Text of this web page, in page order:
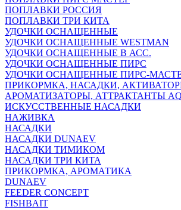
ПОПЛАВКИ РОССИЯ
ПОПЛАВКИ ТРИ КИТА
УДОЧКИ ОСНАЩЕННЫЕ
УДОЧКИ ОСНАЩЕННЫЕ WESTMAN
УДОЧКИ ОСНАЩЕННЫЕ В АСС.
УДОЧКИ ОСНАЩЕННЫЕ ПИРС
УДОЧКИ ОСНАЩЕННЫЕ ПИРС-
ПРИКОРМКА, НАСАДКИ,
АРОМАТИЗАТОРЫ, АТТРАКТАНТЫ
ИСКУССТВЕННЫЕ НАСАДКИ
НАЖИВКА
НАСАДКИ
НАСАДКИ DUNAEV
НАСАДКИ ТИМИКОМ
НАСАДКИ ТРИ КИТА
ПРИКОРМКА, АРОМАТИКА
DUNAEV
FEEDER CONCEPT
FISHBAIT